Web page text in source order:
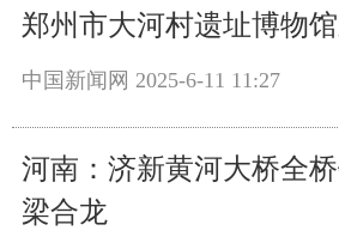
郑州市大河村遗址博物
中国新闻网 2025-6-11 11:27
河南：济新黄河大桥全
梁合龙